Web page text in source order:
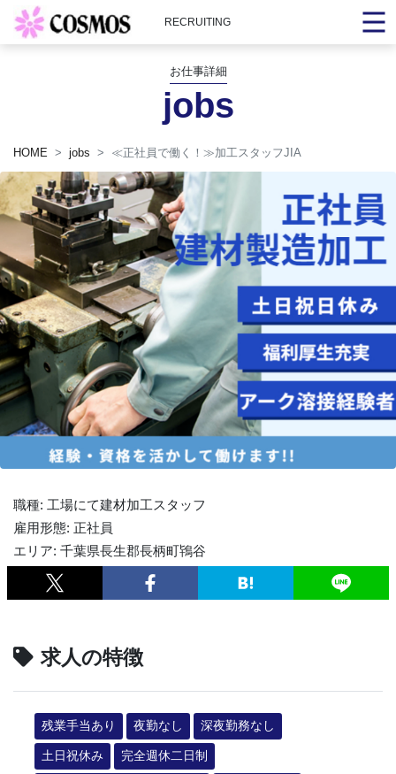
RECRUITING
お仕事詳細
jobs
HOME jobs ≪正社員で働く！≫加工スタッフJIA
職種: 工場にて建材加工スタッフ
雇用形態: 正社員
エリア: 千葉県長生郡長柄町鴇谷
求人の特徴
残業手当あり 夜勤なし 深夜勤務なし
土日祝休み 完全週休二日制